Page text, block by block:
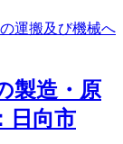
製造・原
日向市